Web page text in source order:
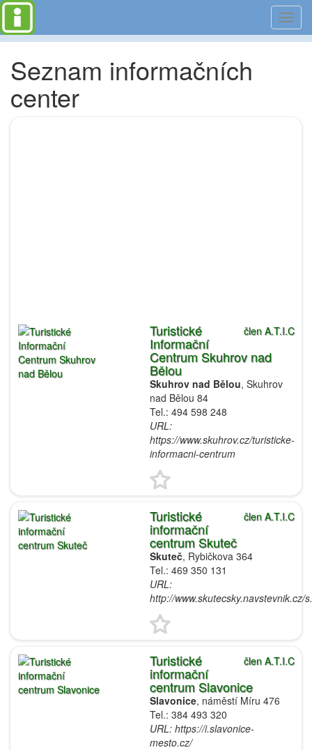
Seznam informačních
center
člen A.T.I.C
Turistické
Informační
Centrum Skuhrov nad
Bělou
Skuhrov nad Bělou, Skuhrov
nad Bělou 84
Tel.: 494 598 248
URL:
https://www.skuhrov.cz/turisticke-
informacni-centrum
člen A.T.I.C
Turistické
informační
centrum Skuteč
Skuteč, Rybičkova 364
Tel.: 469 350 131
URL:
http://www.skutecsky.navstevnik.cz/
člen A.T.I.C
Turistické
informační
centrum Slavonice
Slavonice, náměstí Míru 476
Tel.: 384 493 320
URL: https://i.slavonice-
mesto.cz/